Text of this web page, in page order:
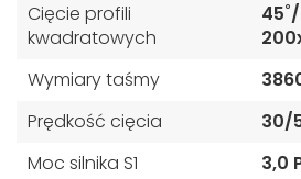
Cięcie profili
kwadratowych
Wymiary taśmy
Prędkość cięcia
30/
Moc silnika S1
3,0